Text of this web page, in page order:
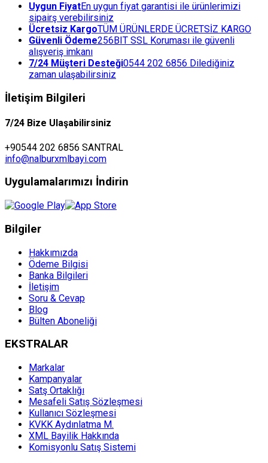
Uygun FiyatEn uygun fiyat garantisi ile ürünlerimizi
sipairş verebilirsiniz
Ücretsiz KargoTÜM ÜRÜNLERDE ÜCRETSİZ KARGO
Güvenli Ödeme256BIT SSL Koruması ile güvenli
alışveriş imkanı
7/24 Müşteri Desteği0544 202 6856 Dilediğiniz
zaman ulaşabilirsiniz
İletişim Bilgileri
7/24 Bize Ulaşabilirsiniz
+90544 202 6856 SANTRAL
info@nalburxmlbayi.com
Uygulamalarımızı İndirin
Bilgiler
Hakkımızda
Ödeme Bilgisi
Banka Bilgileri
İletişim
Soru & Cevap
Blog
Bülten Aboneliği
EKSTRALAR
Markalar
Kampanyalar
Satş Ortaklığı
Mesafeli Satış Sözleşmesi
Kullanıcı Sözleşmesi
KVKK Aydınlatma M.
XML Bayilik Hakkında
Komisyonlu Satış Sistemi